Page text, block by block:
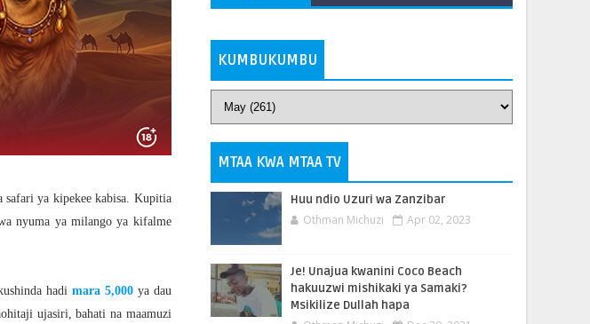
safari ya kipekee kabisa. Kupitia
nyuma ya milango ya kifalme
hadi mara 5,000ya dau
ujasiri, bahati na maamuzi
KUMBUKUMBU
MTAA KWA MTAA TV
Huu ndio Uzuri wa Zanzibar
Othman Michuzi Apr 02, 2023
Je! Unajua kwanini Coco Beach
hakuuzwi mishikaki ya Samaki?
Msikilize Dullah hapa